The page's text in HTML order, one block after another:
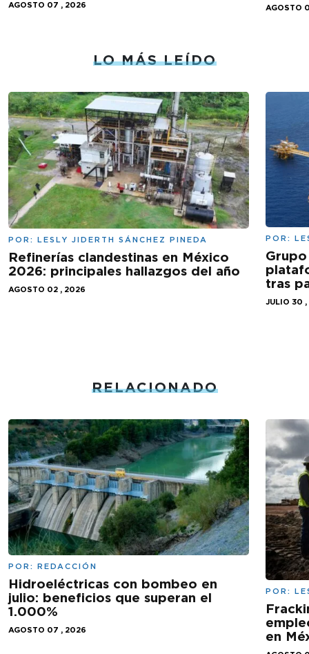
AGOSTO 07 , 2026 AGOSTO
LO MÁS LEÍDO
POR: LESLY JIDERTH SÁNCHEZ PINEDA
Refinerías clandestinas en México
2026: principales hallazgos del año
AGOSTO 02 , 2026
POR:
tras
JULIO 30
RELACIONADO
POR: REDACCIÓN
Hidroeléctricas con bombeo en
julio: beneficios que superan el
1.000%
AGOSTO 07 , 2026
POR:
en